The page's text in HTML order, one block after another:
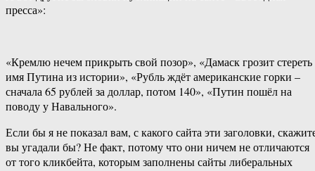
пресса»:
«Кремлю нечем прикрыть свой позор», «Дамаск грозит стереть
имя Путина из истории», «Рубль ждёт американские горки –
сначала 65 рублей за доллар, потом 140», «Путин пошёл на
поводу у Навального».
Если бы я не показал вам, с какого сайта эти заголовки,
вы угадали бы? Не факт, потому что они ничем не отличаются
от того кликбейта, которым заполнены сайты либеральных